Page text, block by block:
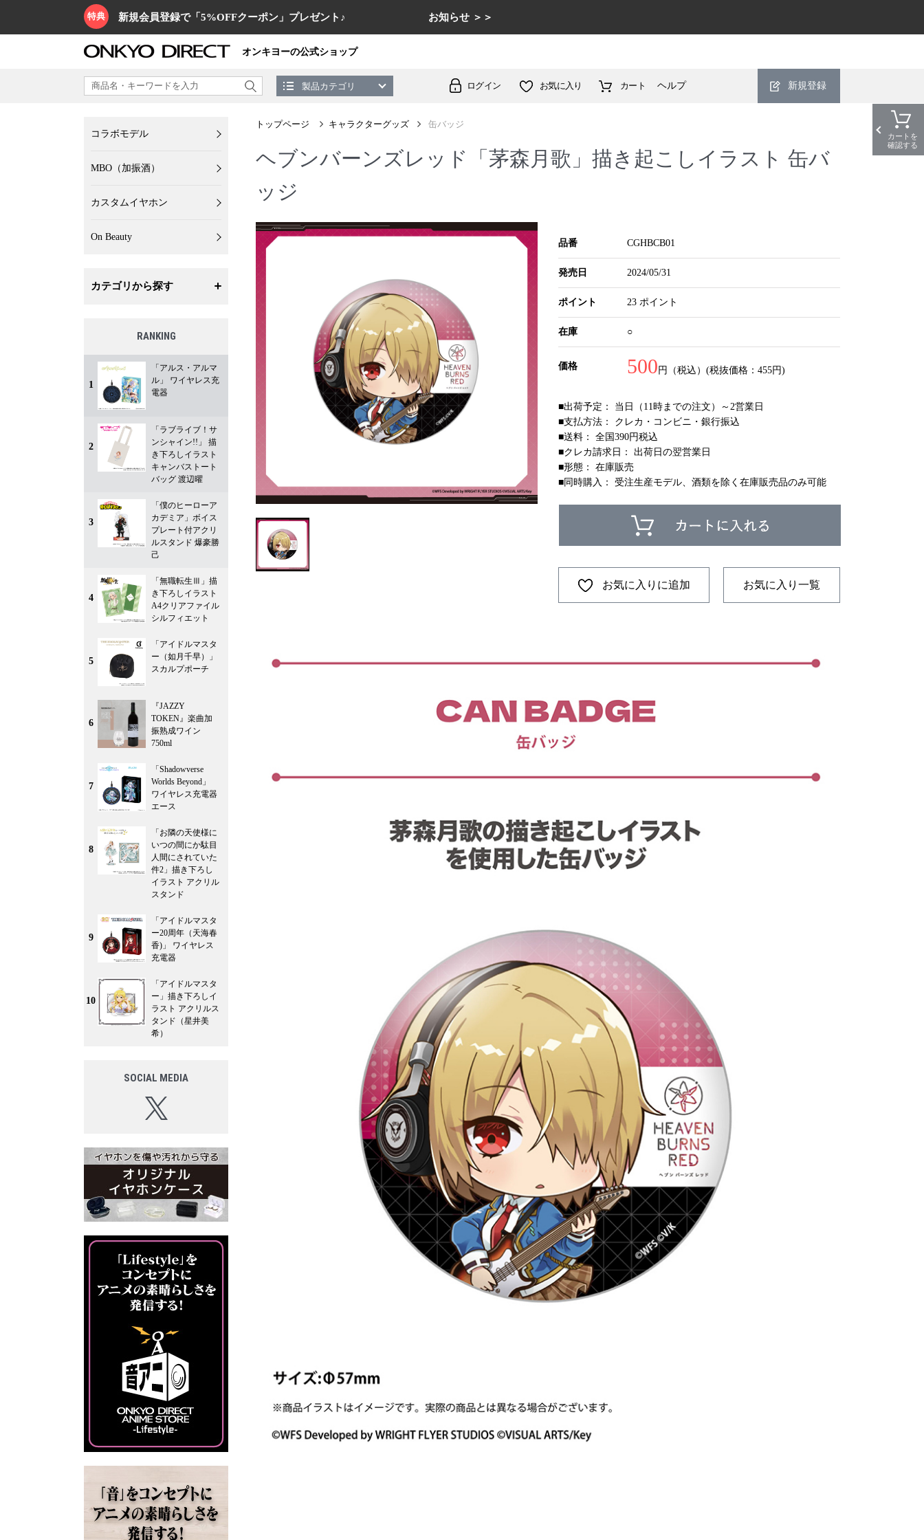
特典 新規会員登録で「5%OFFクーポン」プレゼント♪ お知らせ ＞＞
オンキヨーの公式ショップ
製品カテゴリ ログイン お気に入り カート ヘルプ 新規登録
トップページ キャラクターグッズ 缶バッジ
ヘブンバーンズレッド「茅森月歌」描き起こしイラスト 缶バ
ッジ
品番 CGHBCB01
発売日 2024/05/31
ポイント 23 ポイント
在庫 ○
価格 500 円（税込）(税抜価格：455円)
■出荷予定： 当日（11時までの注文）～2営業日
■支払方法： クレカ・コンビニ・銀行振込
■送料： 全国390円税込
■クレカ請求日： 出荷日の翌営業日
■形態： 在庫販売
■同時購入： 受注生産モデル、酒類を除く在庫販売品のみ可能
お気に入りに追加 お気に入り一覧
コラボモデル
MBO（加振酒）
カスタムイヤホン
On Beauty
カテゴリから探す
RANKING
1
「アルス・アルマ
ル」 ワイヤレス充
電器
2
「ラブライブ！サ
ンシャイン!!」 描
き下ろしイラスト
キャンバストート
バッグ 渡辺曜
3
「僕のヒーローア
カデミア」ボイス
プレート付アクリ
ルスタンド 爆豪勝
己
4
「無職転生Ⅲ」描
き下ろしイラスト
A4クリアファイル
シルフィエット
5
「アイドルマスタ
ー（如月千早）」
スカルプポーチ
6
『JAZZY
TOKEN』楽曲加
振熟成ワイン
750ml
7
「Shadowverse
Worlds Beyond」
ワイヤレス充電器
エース
8
「お隣の天使様に
いつの間にか駄目
人間にされていた
件2」描き下ろし
イラスト アクリル
スタンド
9
「アイドルマスタ
ー20周年（天海春
香)」 ワイヤレス
充電器
10
「アイドルマスタ
ー」描き下ろしイ
ラスト アクリルス
タンド（星井美
希）
SOCIAL MEDIA
カートを
確認する